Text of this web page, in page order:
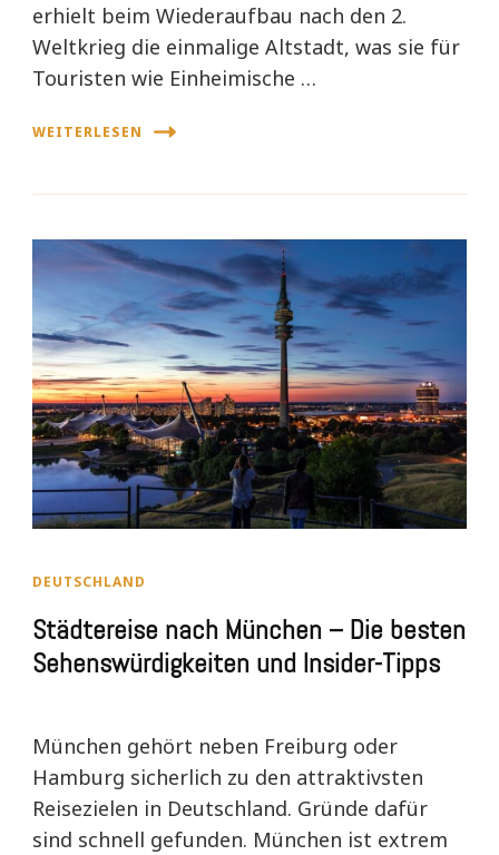
erhielt beim Wiederaufbau nach den 2.
Weltkrieg die einmalige Altstadt, was sie für
Touristen wie Einheimische …
WEITERLESEN
DEUTSCHLAND
Städtereise nach München – Die besten
Sehenswürdigkeiten und Insider-Tipps
München gehört neben Freiburg oder
Hamburg sicherlich zu den attraktivsten
Reisezielen in Deutschland. Gründe dafür
sind schnell gefunden. München ist extrem